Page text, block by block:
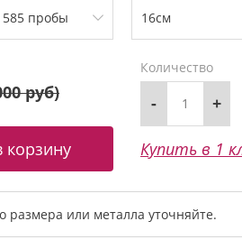
руб)
Количество
- +
Купить в 1
размера или металла уточняйте.